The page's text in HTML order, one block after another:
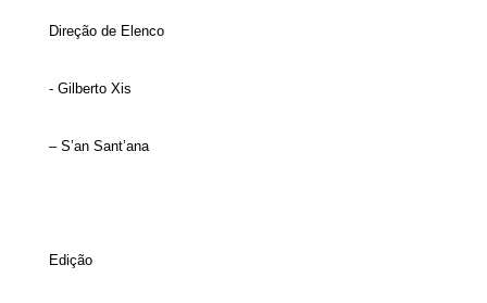
Direção de Elenco
- Gilberto Xis
– S’an Sant’ana
Edição